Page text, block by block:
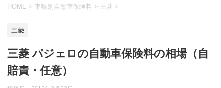
HOME > 車種別自動車保険料 > 三菱 >
三菱
三菱 パジェロの自動車保険料の相場（自
賠責・任意）